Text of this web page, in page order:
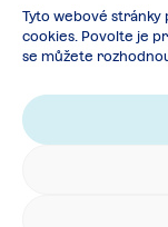
Tyto webové stránky
cookies. Povolte je
se můžete
Zásady